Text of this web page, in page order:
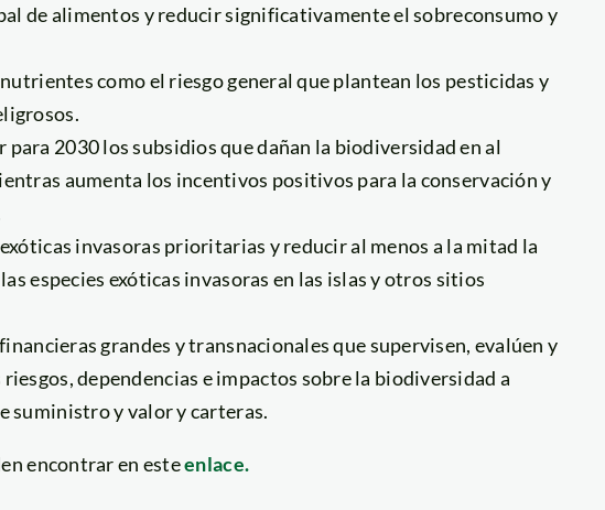
de alimentos y reducir significativamente el sobreconsumo y
como el riesgo general que plantean los pesticidas y
2030 los subsidios que dañan la biodiversidad en al
aumenta los incentivos positivos para la conservación y
invasoras prioritarias y reducir al menos a la mitad la
especies exóticas invasoras en las islas y otros sitios
grandes y transnacionales que supervisen, evalúen y
dependencias e impactos sobre la biodiversidad a
suministro y valor y carteras.
encontrar en esteenlace.